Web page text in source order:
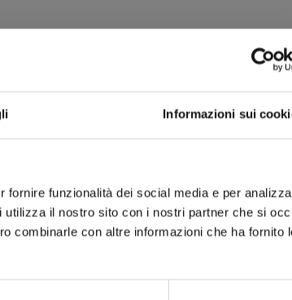
Informazioni sui
funzionalità dei social media e per
il nostro sito con i nostri partner che si
combinarle con altre informazioni che ha fornito